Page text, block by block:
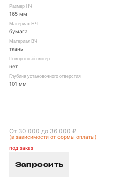
Размер НЧ
165 мм
Материал НЧ
бумага
Материал ВЧ
ткань
Поворотный твитер
нет
Глубина установочного отверстия
101 мм
От 30 000 до 36 000 ₽
(в зависимости от формы оплаты)
под заказ
Запросить